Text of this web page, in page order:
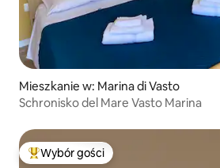
Mieszkanie w: Marina di Vasto
Schronisko del Mare Vasto Marina
Najpopularniejsze z kategorii Wybór
Wybór gości